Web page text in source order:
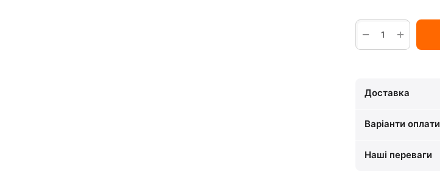
+
−
Доставка
Варіанти оплати
Наші переваги